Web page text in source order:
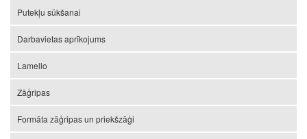
Putekļu sūkšanai
Darbavietas aprīkojums
Lamello
Zāģripas
Formāta zāģripas un priekšzāģi